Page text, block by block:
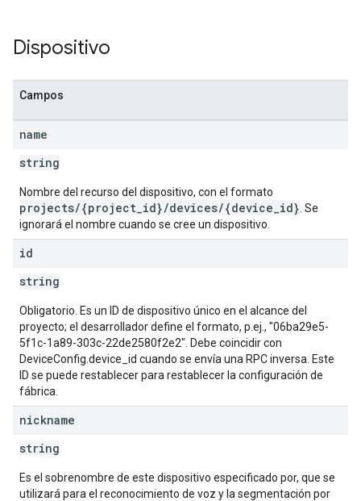
Dispositivo
Campos
name
string
Nombre del recurso del dispositivo, con el formato
projects/{project_id}/devices/{device_id} . Se
ignorará el nombre cuando se cree un dispositivo.
id
string
Obligatorio. Es un ID de dispositivo único en el alcance del
proyecto; el desarrollador define el formato, p.ej., "06ba29e5-
5f1c-1a89-303c-22de2580f2e2". Debe coincidir con
DeviceConfig.device_id cuando se envía una RPC inversa. Este
ID se puede restablecer para restablecer la configuración de
fábrica.
nickname
string
Es el sobrenombre de este dispositivo especificado por, que se
utilizará para el reconocimiento de voz y la segmentación por